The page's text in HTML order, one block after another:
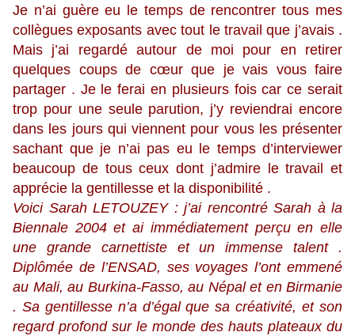
Je n’ai guère eu le temps de rencontrer tous mes
collègues exposants avec tout le travail que j’avais .
Mais j’ai regardé autour de moi pour en retirer
quelques coups de cœur que je vais vous faire
partager . Je le ferai en plusieurs fois car ce serait
trop pour une seule parution, j’y reviendrai encore
dans les jours qui viennent pour vous les présenter
sachant que je n’ai pas eu le temps d’interviewer
beaucoup de tous ceux dont j’admire le travail et
apprécie la gentillesse et la disponibilité .
Voici Sarah LETOUZEY : j’ai rencontré Sarah à la
Biennale 2004 et ai immédiatement perçu en elle
une grande carnettiste et un immense talent .
Diplômée de l’ENSAD, ses voyages l’ont emmené
au Mali, au Burkina-Fasso, au Népal et en Birmanie
. Sa gentillesse n’a d’égal que sa créativité, et son
regard profond sur le monde des hauts plateaux du